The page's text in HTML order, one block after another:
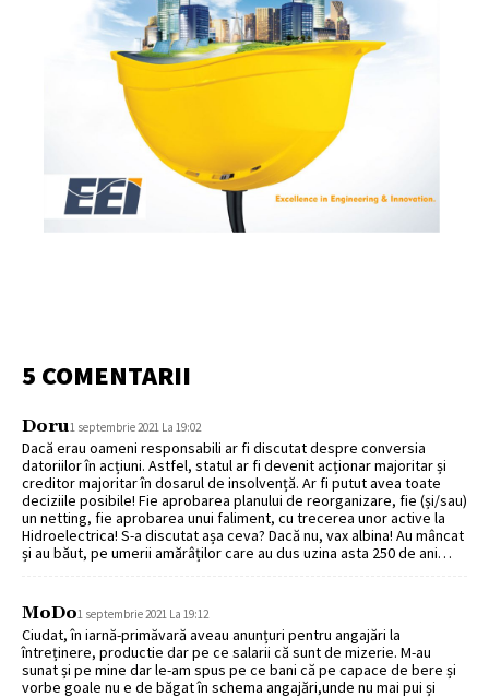
5 COMENTARII
Doru1 septembrie 2021 La 19:02
Dacă erau oameni responsabili ar fi discutat despre conversia
datoriilor în acțiuni. Astfel, statul ar fi devenit acționar majoritar și
creditor majoritar în dosarul de insolvență. Ar fi putut avea toate
deciziile posibile! Fie aprobarea planului de reorganizare, fie (și/sau)
un netting, fie aprobarea unui faliment, cu trecerea unor active la
Hidroelectrica! S-a discutat așa ceva? Dacă nu, vax albina! Au mâncat
și au băut, pe umerii amărâților care au dus uzina asta 250 de ani…
MoDo1 septembrie 2021 La 19:12
Ciudat, în iarnă-primăvară aveau anunțuri pentru angajări la
întreținere, productie dar pe ce salarii că sunt de mizerie. M-au
sunat și pe mine dar le-am spus pe ce bani că pe capace de bere și
vorbe goale nu e de băgat în schema angajări,unde nu mai pui și